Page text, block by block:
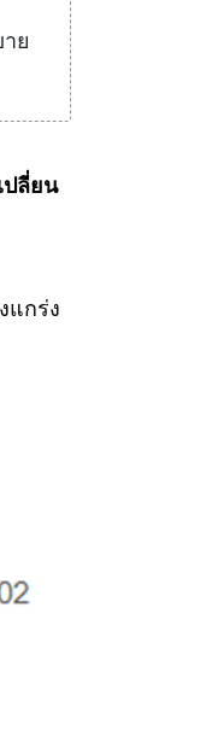
ย
ปลี่ยน
แกร่ง